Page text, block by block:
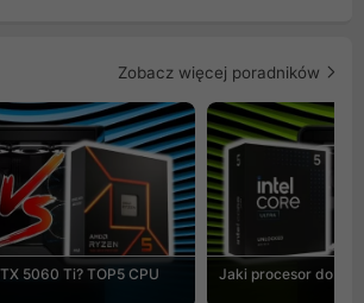
Zobacz więcej poradników
5060 Ti? TOP5 CPU
Jaki procesor do